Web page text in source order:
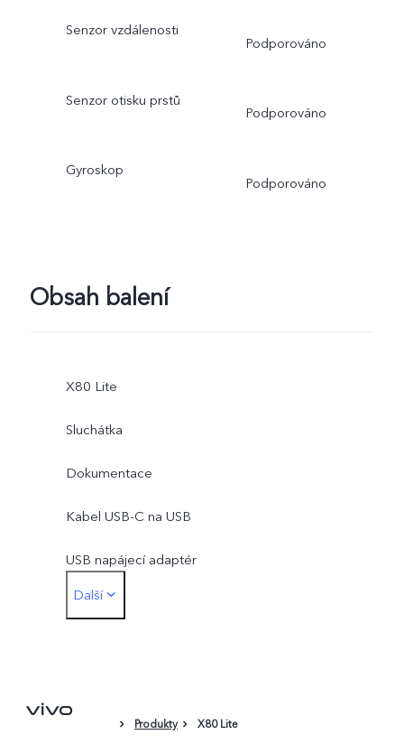
Senzor vzdálenosti
Podporováno
Senzor otisku prstů
Podporováno
Gyroskop
Podporováno
Obsah balení
X80 Lite
Sluchátka
Dokumentace
Kabel USB-C na USB
USB napájecí adaptér
Adaptér 3,5mm konektoru sluchátek na Type-C
Ochranná fólie (nalepená)
Další
Produkty X80 Lite